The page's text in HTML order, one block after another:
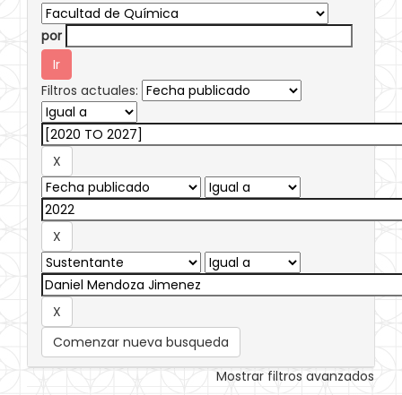
por
Filtros actuales:
Comenzar nueva busqueda
Mostrar filtros avanzados